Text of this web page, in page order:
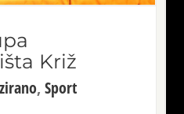
Križ
, Sport